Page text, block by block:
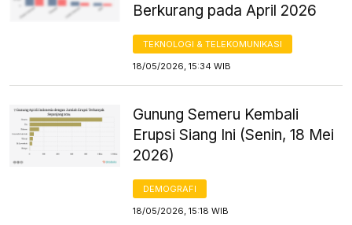
Berkurang pada April 2026
TEKNOLOGI & TELEKOMUNIKASI
18/05/2026, 15:34 WIB
Gunung Semeru Kembali
Erupsi Siang Ini (Senin, 18 Mei
2026)
DEMOGRAFI
18/05/2026, 15:18 WIB